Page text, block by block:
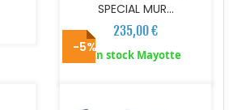
SPECIAL MUR...
235,00 €
En stock Mayotte
-5%